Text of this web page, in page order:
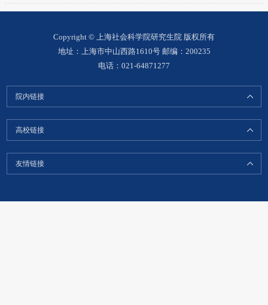
Copyright © 上海社会科学院研究生院 版权所有
地址：上海市中山西路1610号 邮编：200235
电话：021-64871277
院内链接
高校链接
友情链接